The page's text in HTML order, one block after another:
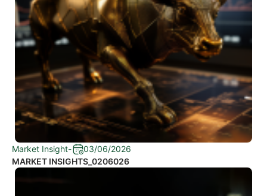
Market Insight-
03/06/2026
MARKET INSIGHTS_0206026